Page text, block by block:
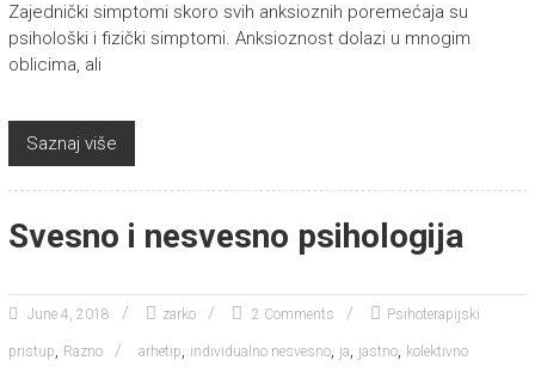
Zajednički simptomi skoro svih anksioznih poremećaja su
psihološki i fizički simptomi. Anksioznost dolazi u mnogim
oblicima, ali
Saznaj više
Svesno i nesvesno psihologija
June 4, 2018 zarko 2 Comments Psihoterapijski
pristup, Razno arhetip, individualno nesvesno, ja, jastno, kolektivno